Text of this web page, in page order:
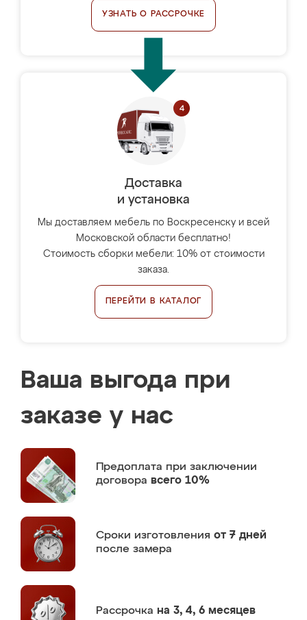
УЗНАТЬ О РАССРОЧКЕ
Доставка
и установка
Мы доставляем мебель по Воскресенску и всей
Московской области бесплатно!
Стоимость сборки мебели: 10% от стоимости
заказа.
ПЕРЕЙТИ В КАТАЛОГ
Ваша выгода при
заказе у нас
Предоплата при заключении
договора всего 10%
Сроки изготовления от 7 дней
после замера
Рассрочка на 3, 4, 6 месяцев